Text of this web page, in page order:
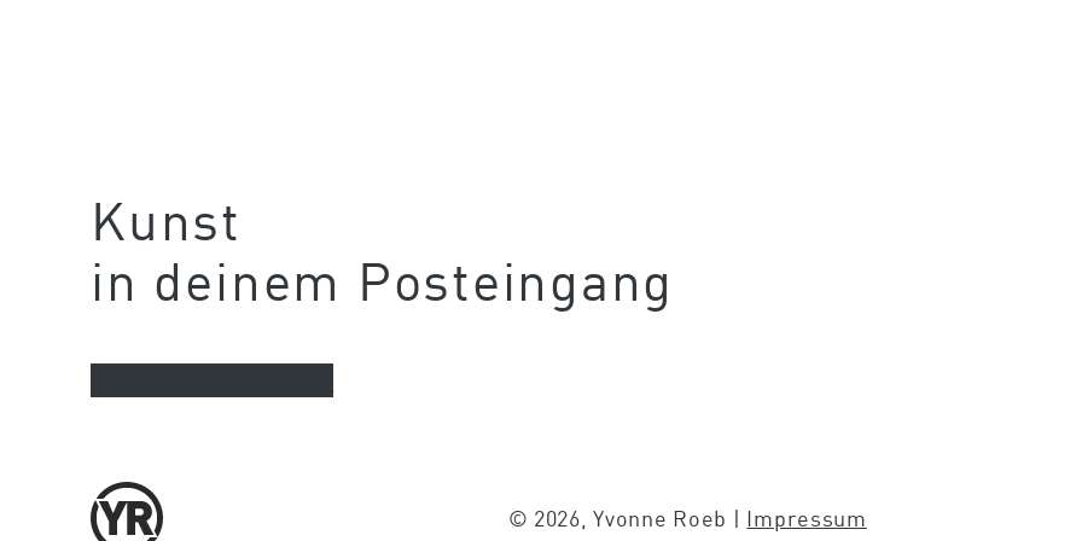
Kunst
in deinem Posteingang
© 2026, Yvonne Roeb | Impressum